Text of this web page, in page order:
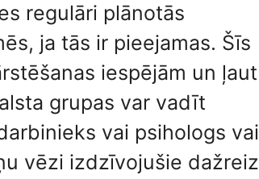
regulāri plānotās
ja tās ir pieejamas. Šīs
iespējām un ļaut
grupas var vadīt
vai psihologs vai
vēzi izdzīvojušie dažreiz